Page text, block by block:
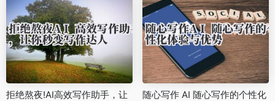
拒绝熬夜!AI高效写作助手，让
随心写作 AI 随心写作的个性化